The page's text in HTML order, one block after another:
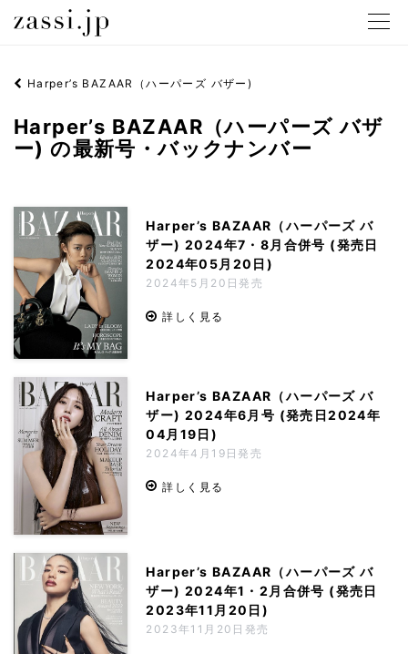
メニュ
Harper’s BAZAAR（ハーパーズ バザー)
Harper’s BAZAAR（ハーパーズ バザ
ー) の最新号・バックナンバー
Harper’s BAZAAR（ハーパーズ バ
ザー) 2024年7・8月合併号 (発売日
2024年05月20日)
2024年5月20日発売
詳しく見る
Harper’s BAZAAR（ハーパーズ バ
ザー) 2024年6月号 (発売日2024年
04月19日)
2024年4月19日発売
詳しく見る
Harper’s BAZAAR（ハーパーズ バ
ザー) 2024年1・2月合併号 (発売日
2023年11月20日)
2023年11月20日発売